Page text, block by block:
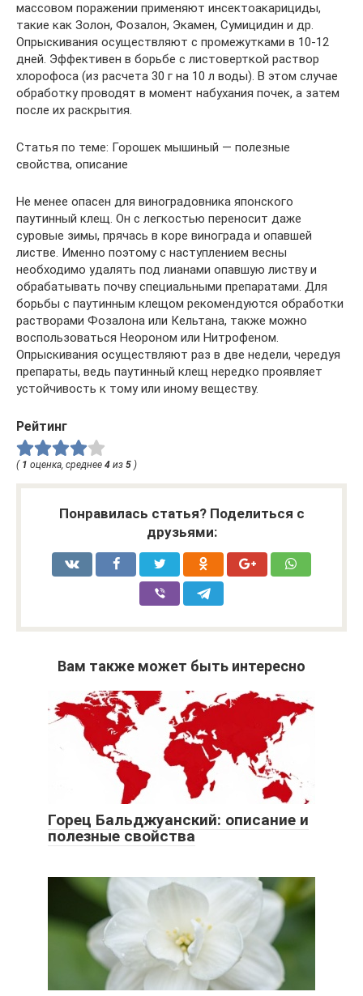
массовом поражении применяют инсектоакарициды,
такие как Золон, Фозалон, Экамен, Сумицидин и др.
Опрыскивания осуществляют с промежутками в 10-12
дней. Эффективен в борьбе с листоверткой раствор
хлорофоса (из расчета 30 г на 10 л воды). В этом случае
обработку проводят в момент набухания почек, а затем
после их раскрытия.
Статья по теме: Горошек мышиный — полезные
свойства, описание
Не менее опасен для виноградовника японского
паутинный клещ. Он с легкостью переносит даже
суровые зимы, прячась в коре винограда и опавшей
листве. Именно поэтому с наступлением весны
необходимо удалять под лианами опавшую листву и
обрабатывать почву специальными препаратами. Для
борьбы с паутинным клещом рекомендуются обработки
растворами Фозалона или Кельтана, также можно
воспользоваться Неороном или Нитрофеном.
Опрыскивания осуществляют раз в две недели, чередуя
препараты, ведь паутинный клещ нередко проявляет
устойчивость к тому или иному веществу.
Рейтинг
( 1 оценка, среднее 4 из 5 )
Понравилась статья? Поделиться с
друзьями:
Вам также может быть интересно
Горец Бальджуанский: описание и
полезные свойства